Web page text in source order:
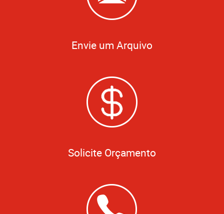
Envie um Arquivo
Solicite Orçamento